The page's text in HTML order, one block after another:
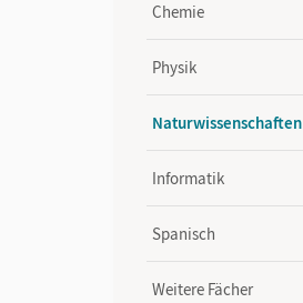
Chemie
Physik
Naturwissenschaften
Informatik
Spanisch
Weitere Fächer